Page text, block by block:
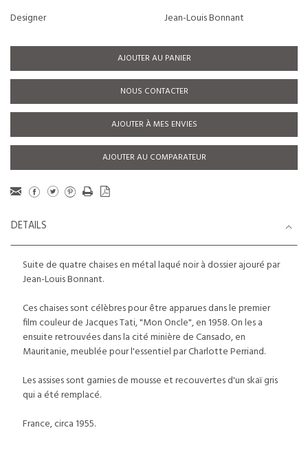
Designer
Jean-Louis Bonnant
AJOUTER AU PANIER
NOUS CONTACTER
AJOUTER À MES ENVIES
AJOUTER AU COMPARATEUR
DETAILS
Suite de quatre chaises en métal laqué noir à dossier ajouré par
Jean-Louis Bonnant.
Ces chaises sont célèbres pour être apparues dans le premier
film couleur de Jacques Tati, "Mon Oncle", en 1958. On les a
ensuite retrouvées dans la cité minière de Cansado, en
Mauritanie, meublée pour l'essentiel par Charlotte Perriand.
Les assises sont garnies de mousse et recouvertes d'un skaï gris
qui a été remplacé.
France, circa 1955.